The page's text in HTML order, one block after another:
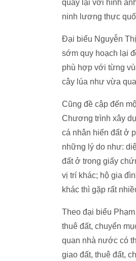
quay lại với hình
ninh lương thực
Đại biểu Nguyễn
sớm quy hoạch lại
phù hợp với từng
cây lúa như vừa
Cũng đề cập đến
Chương trình xây
cá nhân hiến đất ở
những lý do như:
đất ở trong giấy
vị trí khác; hộ gia
khác thì gặp rất
Theo đại biểu
thuê đất, chuyển
quan nhà nước có
giao đất, thuê đất,